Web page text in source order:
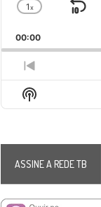
Change
Rate
1x
00:00
Previous
Episode
Show
Podcast
ASSINE A REDE TB